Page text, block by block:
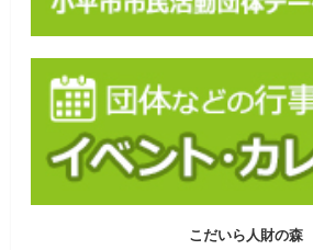
こだいら人財の森